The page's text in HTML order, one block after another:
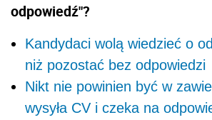
odpowiedź"?
Kandydaci wolą wiedzieć o
niż pozostać bez odpowiedzi
Nikt nie powinien być w
wysyła CV i czeka na